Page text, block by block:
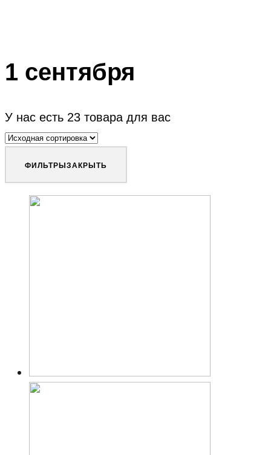
1 сентября
У нас есть 23 товара для вас
ФИЛЬТРЫЗАКРЫТЬ